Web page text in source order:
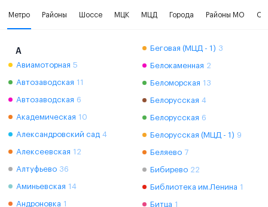
Метро Районы Шоссе МЦК МЦД Города Районы МО
А
Авиамоторная 5
Автозаводская 11
Автозаводская 6
Академическая 10
Александровский сад 4
Алексеевская 12
Алтуфьево 36
Аминьевская 14
Андроновка 1
Беговая (МЦД - 1) 3
Белокаменная 2
Беломорская 13
Белорусская 4
Белорусская 6
Белорусская (МЦД - 1) 9
Беляево 7
Бибирево 22
Библиотека им.Ленина 1
Битца 1